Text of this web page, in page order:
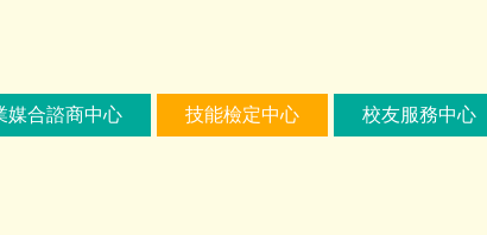
媒合諮商中心 技能檢定中心 校友服務中心